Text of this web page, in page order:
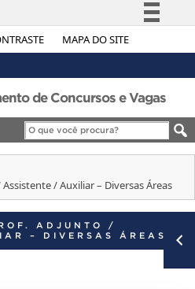
MAPA DO SITE
Simplifique!
Legislação
Canais
de Concursos e Vagas
/ Auxiliar – Diversas Áreas
ADJUNTO /
– DIVERSAS ÁREAS